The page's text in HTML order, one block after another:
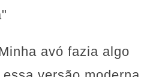
avó fazia algo